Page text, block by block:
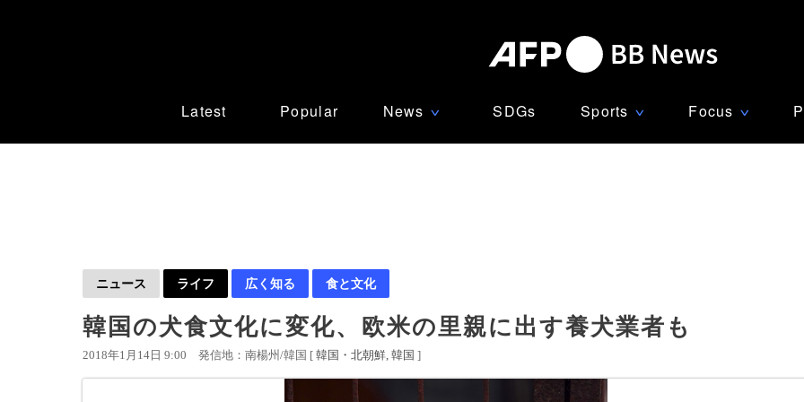
Latest Popular News ∨ SDGs Sports ∨ Focus ∨
ニュース ライフ 広く知る 食と文化
韓国の犬食文化に変化、欧米の里親に出す養犬業者も
2018年1月14日 9:00 発信地：南楊州/韓国 [ 韓国・北朝鮮 韓国 ]